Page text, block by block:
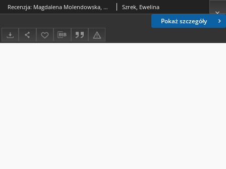
Pokaż szczegóły
Recenzja: Magdalena Molendowska, Martyna Ostrows ka, Paweł Górski: Infrastruktura krytyczna jako element bezpieczeństwa. Wymiar europejski i krajowy, Wydawnictw o Adam Marszałek, Toruń 2021, ss . 216 Szrek, Ewelina